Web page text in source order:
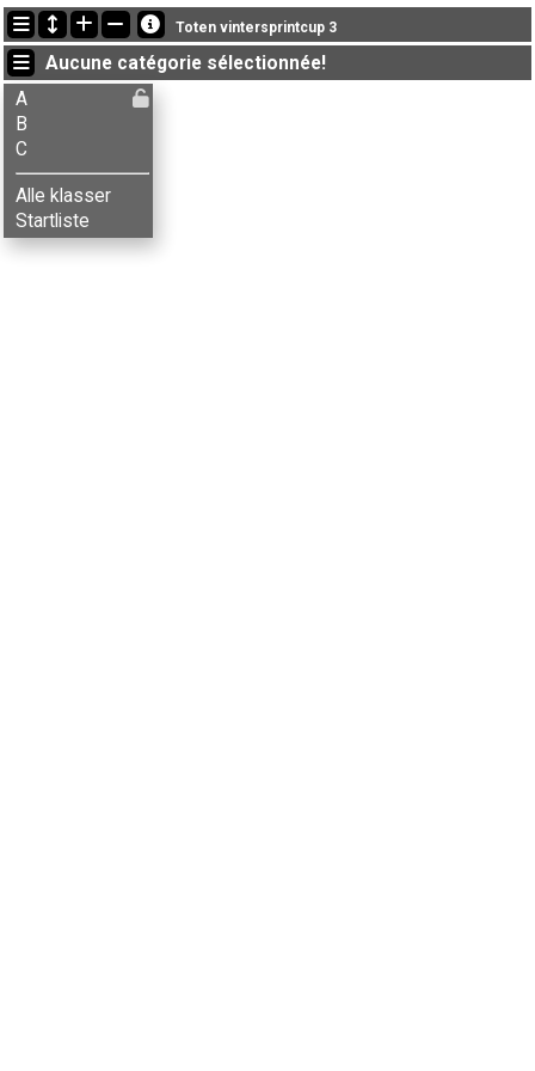
Dernières mises à jour
19:02:35: Elise L-Feiring (A) got new status: disq
19:02:34: Patrick Alund (A) a terminé , chrono: 24:09 (46)
18:58:49: Ellinor Prytz (A) a terminé , chrono: 27:51 (53)
Toten vintersprintcup 3
Aucune catégorie sélectionnée!
A
B
C
Alle klasser
Startliste